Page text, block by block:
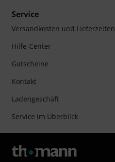
Service
Versandkosten und Lieferzeiten
Hilfe-Center
Gutscheine
Kontakt
Ladengeschäft
Service im Überblick